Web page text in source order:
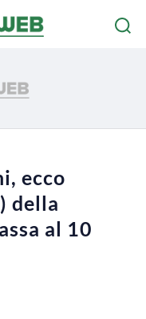
ecco
della
al 10